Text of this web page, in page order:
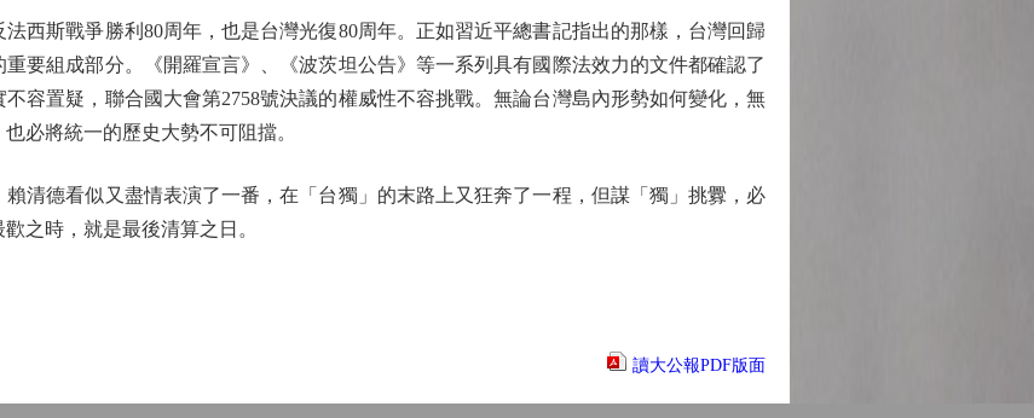
斯戰爭勝利80周年，也是台灣光復80周年。正如習近平總書記指出的那樣，台灣回歸
要組成部分。《開羅宣言》、《波茨坦公告》等一系列具有國際法效力的文件都確認了
容置疑，聯合國大會第2758號決議的權威性不容挑戰。無論台灣島內形勢如何變化，無
必將統一的歷史大勢不可阻擋。
德看似又盡情表演了一番，在「台獨」的末路上又狂奔了一程，但謀「獨」挑釁，必
之時，就是最後清算之日。
讀大公報PDF版面